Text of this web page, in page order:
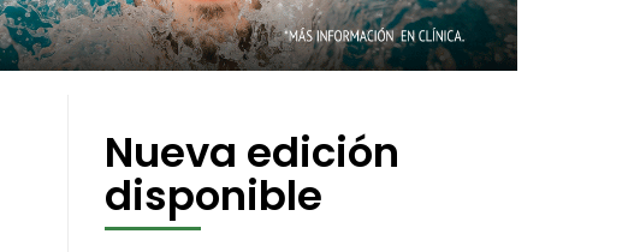
Nueva edición
disponible